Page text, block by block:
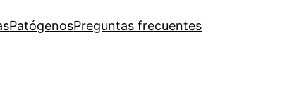
PatógenosPreguntas frecuentes